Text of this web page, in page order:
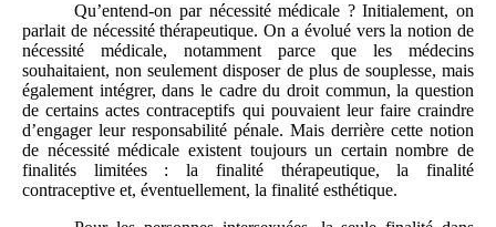
Qu’entend-on par nécessité médicale ? Initialement, on
parlait de nécessité thérapeutique. On a évolué vers la notion de
nécessité médicale, notamment parce que les médecins
souhaitaient, non seulement disposer de plus de souplesse, mais
également intégrer, dans le cadre du droit commun, la question
de certains actes contraceptifs qui pouvaient leur faire craindre
d’engager leur responsabilité pénale. Mais derrière cette notion
de nécessité médicale existent toujours un certain nombre de
finalités limitées : la finalité thérapeutique, la finalité
contraceptive et, éventuellement, la finalité esthétique.